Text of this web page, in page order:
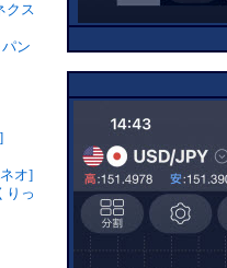
クス
ン
オ]
りっ